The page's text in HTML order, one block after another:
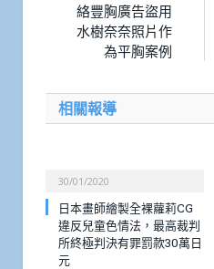
絡豐胸廣告盜用
水樹奈奈照片作
為平胸案例
相關報導
30/01/2020
日本畫師繪製全裸蘿莉CG
違反兒童色情法，最高裁判
所終極判決有罪罰款30萬日
元